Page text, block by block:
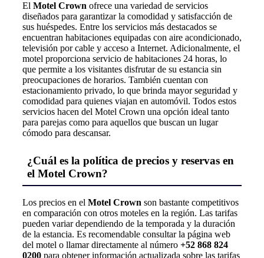
El Motel Crown ofrece una variedad de servicios
diseñados para garantizar la comodidad y satisfacción de
sus huéspedes. Entre los servicios más destacados se
encuentran habitaciones equipadas con aire acondicionado,
televisión por cable y acceso a Internet. Adicionalmente, el
motel proporciona servicio de habitaciones 24 horas, lo
que permite a los visitantes disfrutar de su estancia sin
preocupaciones de horarios. También cuentan con
estacionamiento privado, lo que brinda mayor seguridad y
comodidad para quienes viajan en automóvil. Todos estos
servicios hacen del Motel Crown una opción ideal tanto
para parejas como para aquellos que buscan un lugar
cómodo para descansar.
¿Cuál es la política de precios y reservas en
el Motel Crown?
Los precios en el Motel Crown son bastante competitivos
en comparación con otros moteles en la región. Las tarifas
pueden variar dependiendo de la temporada y la duración
de la estancia. Es recomendable consultar la página web
del motel o llamar directamente al número +52 868 824
0200 para obtener información actualizada sobre las tarifas